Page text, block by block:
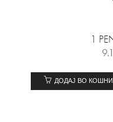
1
ДОДАЈ ВО